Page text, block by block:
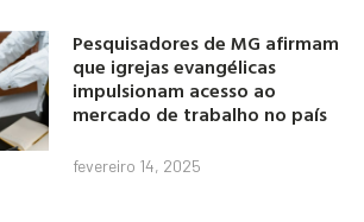
Pesquisadores de MG afirmam
que igrejas evangélicas
impulsionam acesso ao
mercado de trabalho no país
fevereiro 14, 2025